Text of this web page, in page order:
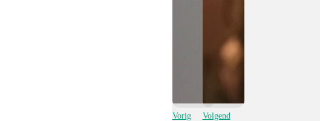
Vorig
Volgend